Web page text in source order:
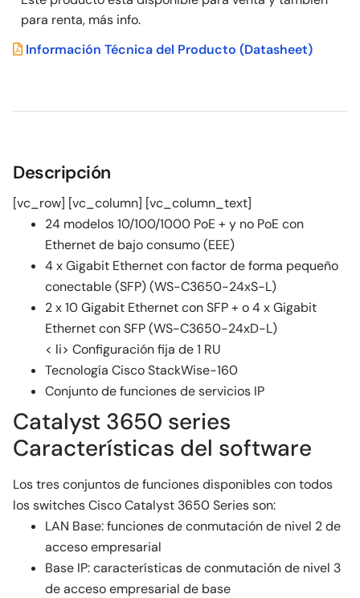
para renta, más info.
Información Técnica del Producto (Datasheet)
Descripción
[vc_row] [vc_column] [vc_column_text]
24 modelos 10/100/1000 PoE + y no PoE con
Ethernet de bajo consumo (EEE)
4 x Gigabit Ethernet con factor de forma pequeño
conectable (SFP) (WS-C3650-24xS-L)
2 x 10 Gigabit Ethernet con SFP + o 4 x Gigabit
Ethernet con SFP (WS-C3650-24xD-L)
< li> Configuración fija de 1 RU
Tecnología Cisco StackWise-160
Conjunto de funciones de servicios IP
Catalyst 3650 series
Características del software
Los tres conjuntos de funciones disponibles con todos
los switches Cisco Catalyst 3650 Series son:
LAN Base: funciones de conmutación de nivel 2 de
acceso empresarial
Base IP: características de conmutación de nivel 3
de acceso empresarial de base